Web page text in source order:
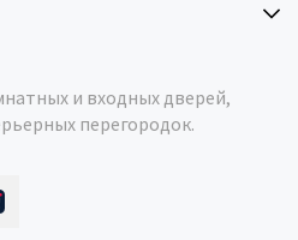
и входных дверей,
перегородок.